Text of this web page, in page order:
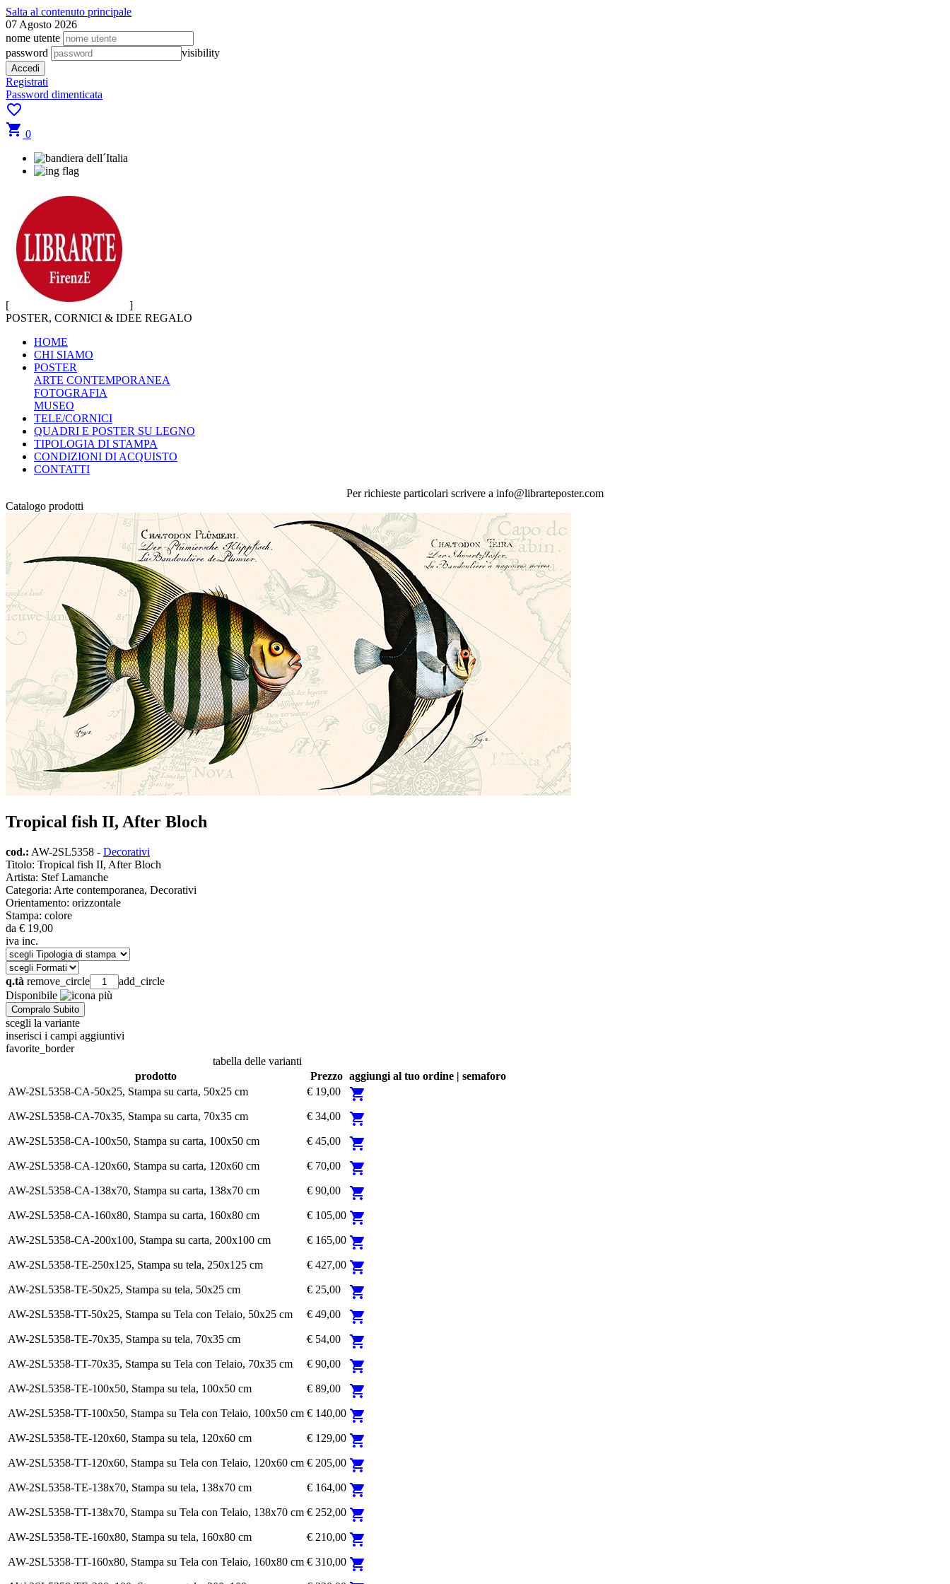
Salta al contenuto principale
07 Agosto 2026
nome utente
password
visibility
Registrati
Password dimenticata
favorite_border
shopping_cart 0
[
]
POSTER, CORNICI & IDEE REGALO
HOME
CHI SIAMO
POSTER
ARTE CONTEMPORANEA
FOTOGRAFIA
MUSEO
TELE/CORNICI
QUADRI E POSTER SU LEGNO
TIPOLOGIA DI STAMPA
CONDIZIONI DI ACQUISTO
CONTATTI
Per richieste particolari scrivere a info@librarteposter.com
Catalogo prodotti
Tropical fish II, After Bloch
cod.: AW-2SL5358 - Decorativi
Titolo: Tropical fish II, After Bloch
Artista: Stef Lamanche
Categoria: Arte contemporanea, Decorativi
Orientamento: orizzontale
Stampa: colore
da € 19,00
iva inc.
q.tà remove_circle
add_circle
Disponibile
scegli la variante
inserisci i campi aggiuntivi
favorite_border
tabella delle varianti
prodotto
Prezzo aggiungi al tuo ordine | semaforo
AW-2SL5358-CA-50x25, Stampa su carta, 50x25 cm
€ 19,00 shopping_cart
AW-2SL5358-CA-70x35, Stampa su carta, 70x35 cm € 34,00 shopping_cart
AW-2SL5358-CA-100x50, Stampa su carta, 100x50 cm € 45,00 shopping_cart
AW-2SL5358-CA-120x60, Stampa su carta, 120x60 cm € 70,00 shopping_cart
AW-2SL5358-CA-138x70, Stampa su carta, 138x70 cm € 90,00 shopping_cart
AW-2SL5358-CA-160x80, Stampa su carta, 160x80 cm € 105,00 shopping_cart
AW-2SL5358-CA-200x100, Stampa su carta, 200x100 cm € 165,00 shopping_cart
AW-2SL5358-TE-250x125, Stampa su tela, 250x125 cm € 427,00 shopping_cart
AW-2SL5358-TE-50x25, Stampa su tela, 50x25 cm € 25,00 shopping_cart
AW-2SL5358-TT-50x25, Stampa su Tela con Telaio, 50x25 cm € 49,00 shopping_cart
AW-2SL5358-TE-70x35, Stampa su tela, 70x35 cm € 54,00 shopping_cart
AW-2SL5358-TT-70x35, Stampa su Tela con Telaio, 70x35 cm € 90,00 shopping_cart
AW-2SL5358-TE-100x50, Stampa su tela, 100x50 cm € 89,00 shopping_cart
AW-2SL5358-TT-100x50, Stampa su Tela con Telaio, 100x50 cm € 140,00 shopping_cart
AW-2SL5358-TE-120x60, Stampa su tela, 120x60 cm € 129,00 shopping_cart
AW-2SL5358-TT-120x60, Stampa su Tela con Telaio, 120x60 cm € 205,00 shopping_cart
AW-2SL5358-TE-138x70, Stampa su tela, 138x70 cm € 164,00 shopping_cart
AW-2SL5358-TT-138x70, Stampa su Tela con Telaio, 138x70 cm € 252,00 shopping_cart
AW-2SL5358-TE-160x80, Stampa su tela, 160x80 cm € 210,00 shopping_cart
AW-2SL5358-TT-160x80, Stampa su Tela con Telaio, 160x80 cm € 310,00 shopping_cart